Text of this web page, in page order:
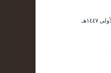
الخميس ۲۲ جمادى الأولى ۱٤٤۷هـ